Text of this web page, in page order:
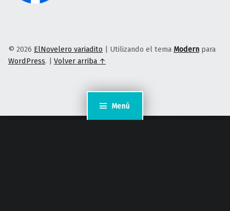
Menú
© 2026 ElNovelero variadito | Utilizando el tema Modern para
WordPress. | Volver arriba ↑